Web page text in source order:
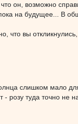
он, возможно
на будущее... В
что вы
слишком мало
розу туда точно не